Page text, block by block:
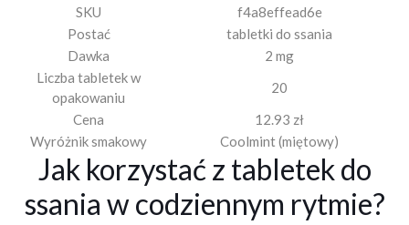
SKU
f4a8effead6e
Postać
tabletki do ssania
Dawka
2 mg
Liczba tabletek w
opakowaniu
20
Cena
12.93 zł
Wyróżnik smakowy
Coolmint (miętowy)
Jak korzystać z tabletek do
ssania w codziennym rytmie?